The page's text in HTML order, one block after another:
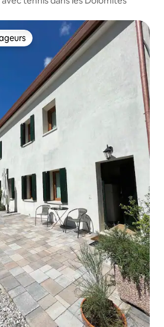
les plus appréciés